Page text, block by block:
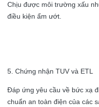
Chịu được môi trường xấu
điều kiện ẩm ướt.
5. Chứng nhận TUV và ETL
Đáp ứng yêu cầu về bức xạ
chuẩn an toàn điện của các